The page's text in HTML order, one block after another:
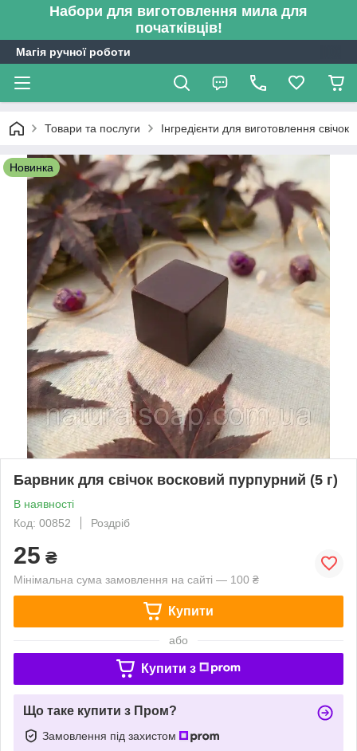
Набори для виготовлення мила для
початківців!
Магія ручної роботи
Товари та послуги Інгредієнти для виготовлення свічок
Новинка
Барвник для свічок восковий пурпурний (5 г)
В наявності
Код: 00852
Роздріб
25 ₴
Мінімальна сума замовлення на сайті — 100 ₴
Купити
або
Купити з
Що таке купити з Пром?
Замовлення під захистом